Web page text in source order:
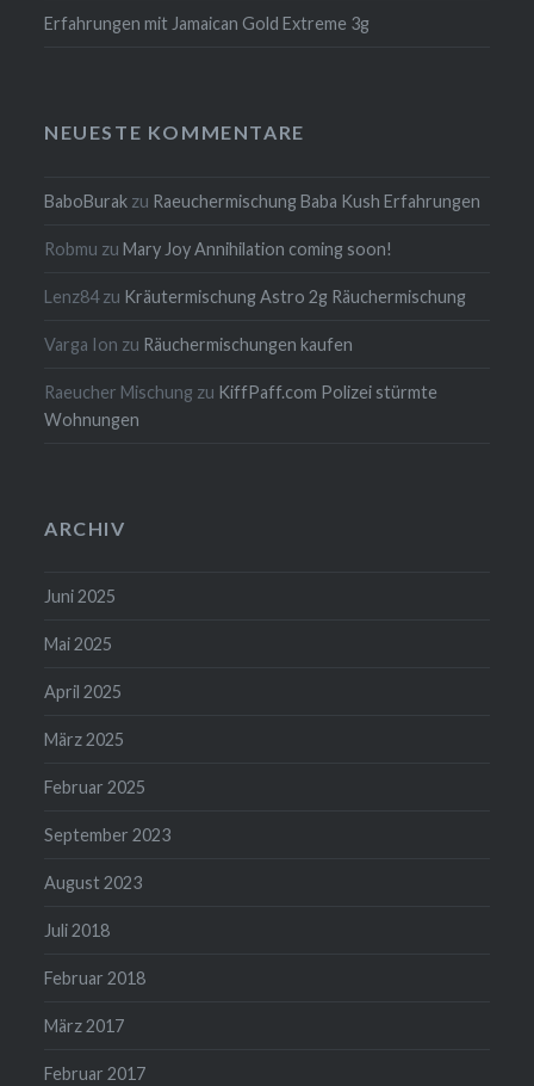
Erfahrungen mit Jamaican Gold Extreme 3g
NEUESTE KOMMENTARE
BaboBurak zu Raeuchermischung Baba Kush Erfahrungen
Robmu zuMary Joy Annihilation coming soon!
Lenz84zu Kräutermischung Astro 2g Räuchermischung
Varga Ion zu Räuchermischungen kaufen
Raeucher Mischung zu KiffPaff.com Polizei stürmte
Wohnungen
ARCHIV
Juni 2025
Mai 2025
April 2025
März 2025
Februar 2025
September 2023
August 2023
Juli 2018
Februar 2018
März 2017
Februar 2017